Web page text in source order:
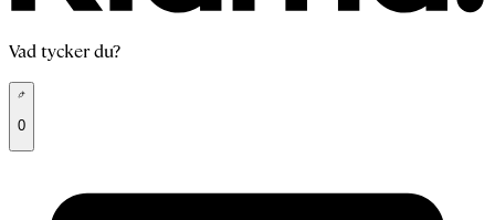
Vad tycker du?
0